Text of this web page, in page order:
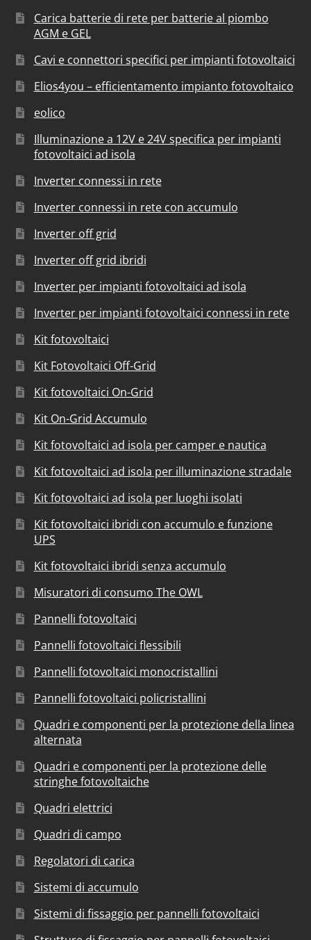
Carica batterie di rete per batterie al piombo
AGM e GEL
Cavi e connettori specifici per impianti fotovoltaici
Elios4you – efficientamento impianto fotovoltaico
eolico
Illuminazione a 12V e 24V specifica per impianti
fotovoltaici ad isola
Inverter connessi in rete
Inverter connessi in rete con accumulo
Inverter off grid
Inverter off grid ibridi
Inverter per impianti fotovoltaici ad isola
Inverter per impianti fotovoltaici connessi in rete
Kit fotovoltaici
Kit Fotovoltaici Off-Grid
Kit fotovoltaici On-Grid
Kit On-Grid Accumulo
Kit fotovoltaici ad isola per camper e nautica
Kit fotovoltaici ad isola per illuminazione stradale
Kit fotovoltaici ad isola per luoghi isolati
Kit fotovoltaici ibridi con accumulo e funzione
UPS
Kit fotovoltaici ibridi senza accumulo
Misuratori di consumo The OWL
Pannelli fotovoltaici
Pannelli fotovoltaici flessibili
Pannelli fotovoltaici monocristallini
Pannelli fotovoltaici policristallini
Quadri e componenti per la protezione della linea
alternata
Quadri e componenti per la protezione delle
stringhe fotovoltaiche
Quadri elettrici
Quadri di campo
Regolatori di carica
Sistemi di accumulo
Sistemi di fissaggio per pannelli fotovoltaici